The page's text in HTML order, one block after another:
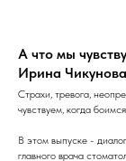
А что мы
Ирина
Страхи, тревога,
чувствуем, когда
В этом выпуске -
главного врача